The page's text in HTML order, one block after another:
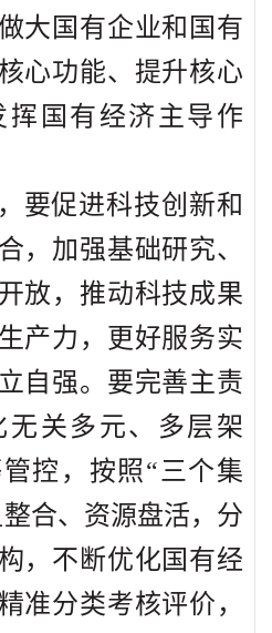
大国有企业和国有
心功能、提升核心
挥国有经济主导作
要促进科技创新和
，加强基础研究、
放，推动科技成果
产力，更好服务实
自强。要完善主责
无关多元、多层架
控，按照“三个集
合、资源盘活，分
，不断优化国有经
准分类考核评价，